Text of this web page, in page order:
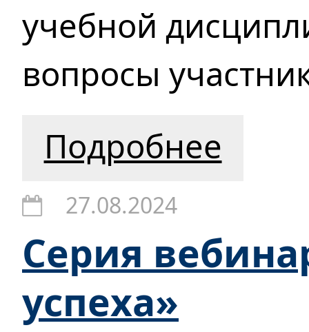
учебной
вопросы
Подробнее
27.08.2024
Серия
успеха»